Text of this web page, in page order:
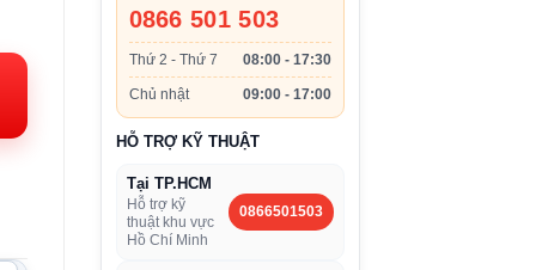
0866 501 503
Thứ 2 - Thứ 7 08:00 - 17:30
Chủ nhật 09:00 - 17:00
HỖ TRỢ KỸ THUẬT
Tại TP.HCM
Hỗ trợ kỹ
thuật khu vực
Hồ Chí Minh
0866501503